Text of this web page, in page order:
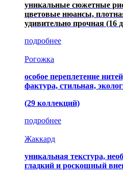
уникальные сюжетные
цветовые нюансы,
удивительно прочная (16
подробнее
Рогожка
особое переплетение
фактура, стильная,
(29 коллекций)
подробнее
Жаккард
уникальная текстура,
гладкий и роскошный